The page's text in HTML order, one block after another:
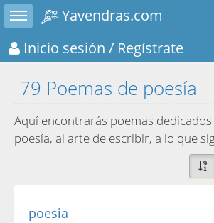
Toggle sidebar
Yavendras.com
Inicio sesión / Regístrate
79 Poemas de poesía
Aquí encontrarás poemas
poesía, al arte de escribir, a lo que
poesia